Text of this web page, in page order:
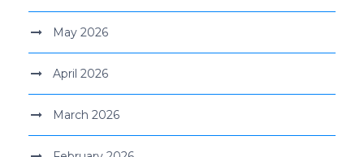
May 2026
April 2026
March 2026